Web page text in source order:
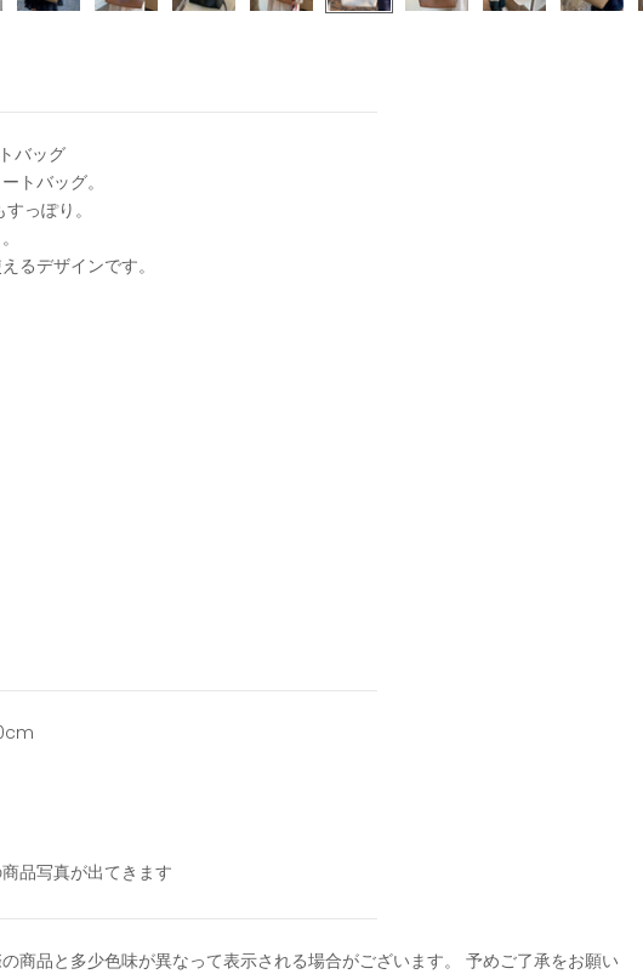
バッグ
トバッグ。
っぽり。
るデザインです。
品写真が出てきます
商品と多少色味が異なって表示される場合がございます。 予めご了承をお願い